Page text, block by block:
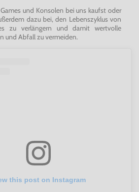
und Konsolen bei uns kaufst oder
dazu bei, den Lebenszyklus von
zu verlängern und damit wertvolle
und Abfall zu vermeiden.
this post on Instagram